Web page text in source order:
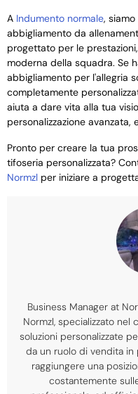
A Indumento normale,
abbigliamento da
progettato per le
moderna della squadra. Se
abbigliamento per l'allegria
completamente
aiuta a dare vita alla tua
personalizzazione avanzata,
Pronto per creare la tua
tifoseria personalizzata?
Normzl per iniziare a
Business Manager at
Normzl, specializzato nel
soluzioni personalizzate
da un ruolo di vendita in
raggiungere una
costantemente